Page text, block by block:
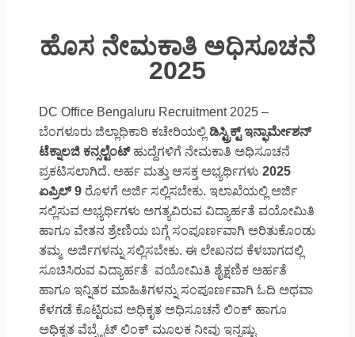
ಹೊಸ ನೇಮಕಾತಿ ಅಧಿಸೂಚನೆ
2025
DC Office Bengaluru Recruitment 2025 –
ಬೆಂಗಳೂರು ಜಿಲ್ಲಾಧಿಕಾರಿ ಕಚೇರಿಯಲ್ಲಿ ಡಿಸ್ಟ್ರಿಕ್ಟ್ ಇನ್ಫಾರ್ಮೇಶನ್
ಟೆಕ್ನಾಲಜಿ ಕನ್ಸಲ್ಟೆಂಟ್ಹುದ್ದೆಗಳಿಗೆ ನೇಮಕಾತಿ ಅಧಿಸೂಚನೆ
ಪ್ರಕಟಿಸಲಾಗಿದೆ. ಅರ್ಹ ಮತ್ತು ಆಸಕ್ತ ಅಭ್ಯರ್ಥಿಗಳು 2025
ಏಪ್ರಿಲ್ 9ರೊಳಗೆ ಅರ್ಜಿ ಸಲ್ಲಿಸಬೇಕು. ಇಲಾಖೆಯಲ್ಲಿ ಅರ್ಜಿ
ಸಲ್ಲಿಸುವ ಅಭ್ಯರ್ಥಿಗಳು ಅಗತ್ಯವಿರುವ ವಿದ್ಯಾರ್ಹತೆ ವಯೋಮಿತಿ
ಹಾಗೂ ವೇತನ ಶ್ರೇಣಿಯ ಬಗ್ಗೆ ಸಂಪೂರ್ಣವಾಗಿ ಅರಿತುಕೊಂಡು
ತಮ್ಮ ಅರ್ಜಿಗಳನ್ನು ಸಲ್ಲಿಸಬೇಕು. ಈ ಲೇಖನದ ಕೆಳಬಾಗದಲ್ಲಿ
ಸೂಚಿಸಿರುವ ವಿದ್ಯಾರ್ಹತೆ ವಯೋಮಿತಿ ಶೈಕ್ಷಣಿಕ ಅರ್ಹತೆ
ಹಾಗೂ ಇನ್ನಿತರ ಮಾಹಿತಿಗಳನ್ನು ಸಂಪೂರ್ಣವಾಗಿ ಓದಿ ಅಥವಾ
ಕೆಳಗಡೆ ಕೊಟ್ಟಿರುವ ಅಧಿಕೃತ ಅಧಿಸೂಚನೆ ಲಿಂಕ್ ಹಾಗೂ
ಅಧಿಕೃತ ವೆಬ್ಸೈಟ್ ಲಿಂಕ್ ಮೂಲಕ ನೀವು ಇನ್ನಷ್ಟು